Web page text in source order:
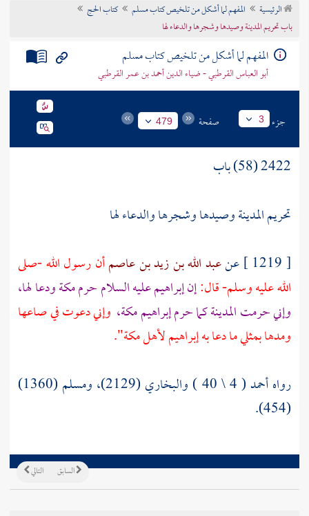
تراجم الأعلام
الرئيسية المفهم لما أشكل من تلخيص كتاب مسلم
كتاب الحج
باب تحريم المدينة وصيدها وشجرها والدعاء لها
المفهم لما أشكل من تلخيص كتاب مسلم
أبو العباس القرطبي - ضياء الدين أحمد بن عمر القرطبي
جزء 3 صفحة 479
2422 (58) باب
تحريمالمدينةوصيدها وشجرها والدعاء لها
[ 1219 ] عن
عبد الله بن زيد بن عاصمأن رسول الله -صلى
الله عليه وسلم- قال:إنإبراهيمعليه السلام حرممكةودعا لها،
وإني حرمتالمدينةكما حرمإبراهيممكة، وإني دعوت في صاعها
ومدها بمثلي ما دعا بهإبراهيملأهلمكة".
رواه أحمد ( 4 \ 40 ) والبخاري (2129)، ومسلم (1360)
(454).
التالي السابق